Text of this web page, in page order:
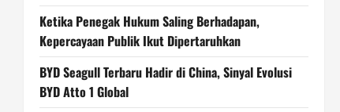
Ketika Penegak Hukum Saling Berhadapan,
Kepercayaan Publik Ikut Dipertaruhkan
BYD Seagull Terbaru Hadir di China, Sinyal Evolusi
BYD Atto 1 Global